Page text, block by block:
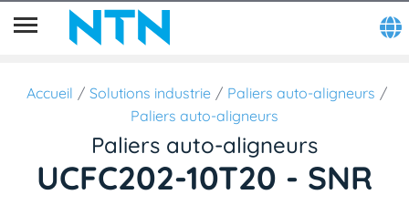
Accueil Solutions industrie
Paliers auto-aligneurs
Paliers auto-aligneurs
Paliers auto-aligneurs
UCFC202-10T20 - SNR